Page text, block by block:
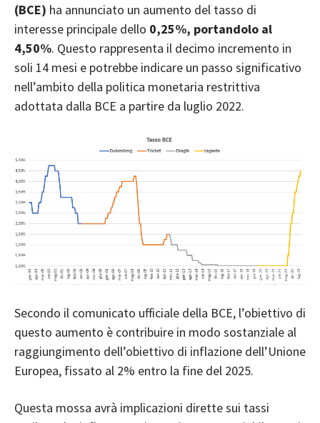
(BCE) ha annunciato un aumento del tasso di
interesse principale dello 0,25%, portandolo al
4,50%. Questo rappresenta il decimo incremento in
soli 14 mesi e potrebbe indicare un passo significativo
nell’ambito della politica monetaria restrittiva
adottata dalla BCE a partire da luglio 2022.
Secondo il comunicato ufficiale della BCE, l’obiettivo di
questo aumento è contribuire in modo sostanziale al
raggiungimento dell’obiettivo di inflazione dell’Unione
Europea, fissato al 2% entro la fine del 2025.
Questa mossa avrà implicazioni dirette sui tassi